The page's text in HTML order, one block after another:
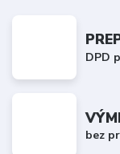
DPD
bez